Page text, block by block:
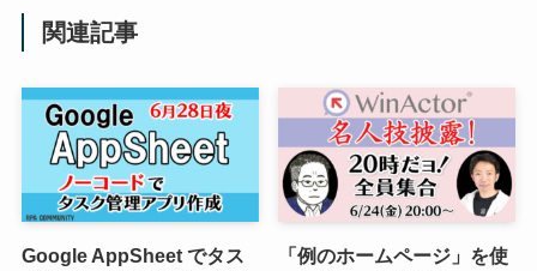
関連記事
Google AppSheet でタス
「例のホームページ」を使